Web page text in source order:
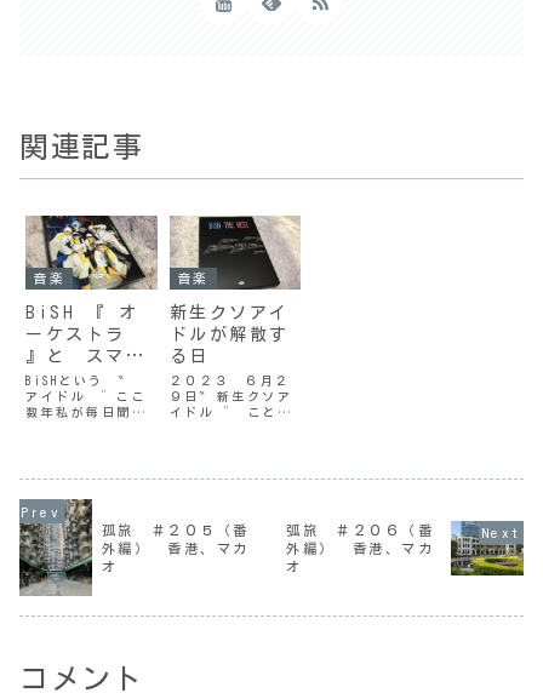
関連記事
音楽
BiSH 『 オ
ーケストラ
』と スマパ
ン『
Tonight，
Tonight 』
BiSHという ‶
アイドル ”ここ
数年私が毎日聞い
を知らない人に説
明しますと２０１
５年デビューの 6
人組のいわゆる ‶
アイドル ” で２
０１６年...
音楽
新生クソアイ
ドルが解散す
る日
２０２３ ６月２
９日‶ 新生クソア
イドル ” こと
女たちのデビュー
当時のキャッチフ
レーズだ。地下ア
イドルからスター
孤旅 ＃２０５（番
外編） 香港、マカ
オ
弧旅 ＃２０６（番
外編） 香港、マカ
オ
コメント